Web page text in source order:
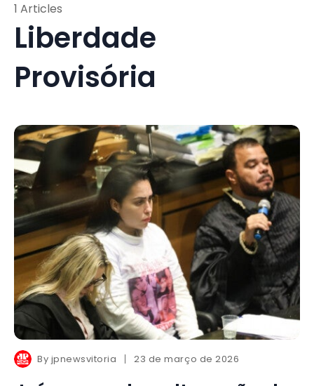
Liberdade
Provisória
1 Articles
By jpnewsvitoria 23 de março de 2026